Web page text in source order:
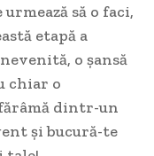
să o faci,
etapă a
o șansă
chiar o
dintr-un
și bucură-te